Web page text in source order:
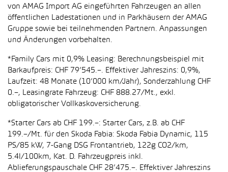
von AMAG Import AG eingeführten Fahrzeugen an allen
öffentlichen Ladestationen und in Parkhäusern der AMAG
Gruppe sowie bei teilnehmenden Partnern. Anpassungen
und Änderungen vorbehalten.
*Family Cars mit 0,9% Leasing: Berechnungsbeispiel mit
Barkaufpreis: CHF 79’545.–. Effektiver Jahreszins: 0,9%,
Laufzeit: 48 Monate (10’000 km/Jahr), Sonderzahlung CHF
0.–, Leasingrate Fahrzeug: CHF 888.27/Mt., exkl.
obligatorischer Vollkaskoversicherung.
*Starter Cars ab CHF 199.–: Starter Cars, z.B. ab CHF
199.–/Mt. für den Skoda Fabia: Skoda Fabia Dynamic, 115
PS/85 kW, 7-Gang DSG Frontantrieb, 122g CO2/km,
5.4l/100km, Kat. D. Fahrzeugpreis inkl.
Ablieferungspauschale CHF 28’475.–. Effektiver Jahreszins